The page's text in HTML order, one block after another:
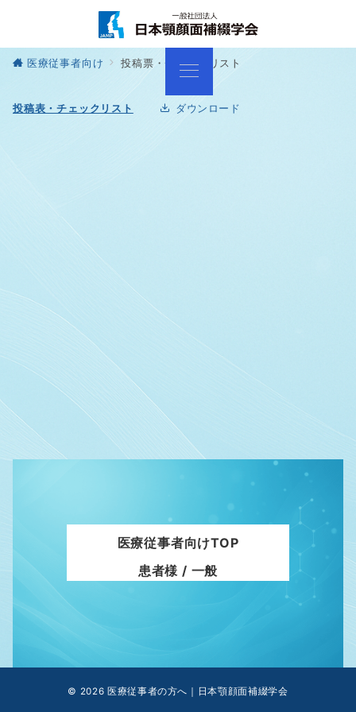
医療従事者向け 投稿票・チェックリスト
投稿表・チェックリスト ダウンロード
医療従事者向けTOP
患者様 / 一般
© 2026 医療従事者の方へ｜日本顎顔面補綴学会